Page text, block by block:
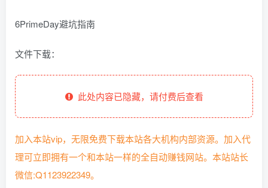
6PrimeDay避坑指南
文件下载：
此处内容已隐藏，请付费后查看
加入本站vip，无限免费下载本站各大机构内部资源。加入代
理可立即拥有一个和本站一样的全自动赚钱网站。本站站长
微信:Q1123922349。